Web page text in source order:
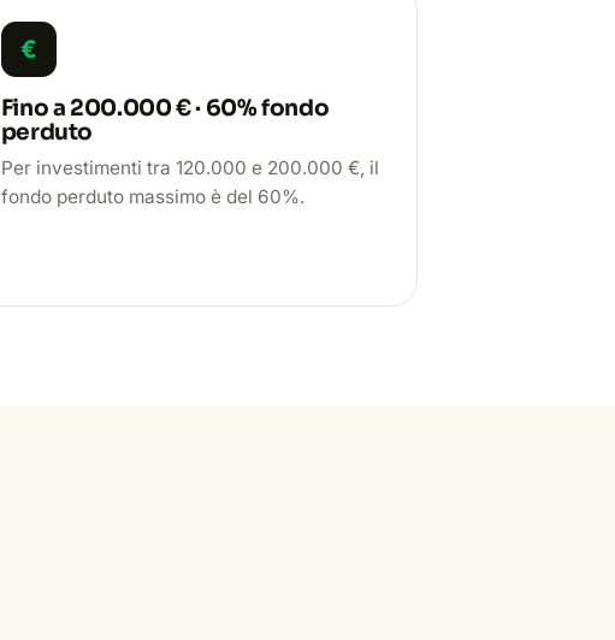
€
Fino a 200.000 € · 60% fondo
perduto
Per investimenti tra 120.000 e 200.000 €, il
fondo perduto massimo è del 60%.